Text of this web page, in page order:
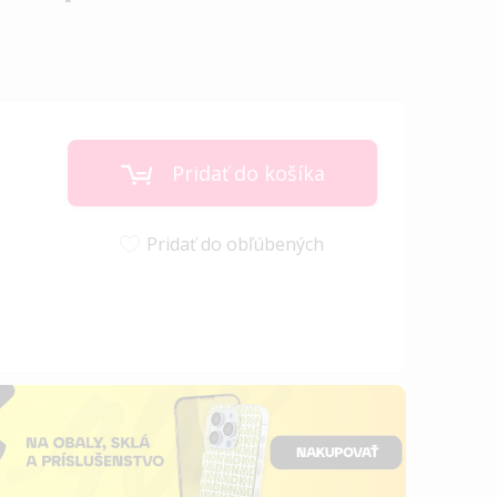
Pridať do košíka
Pridať do obľúbených